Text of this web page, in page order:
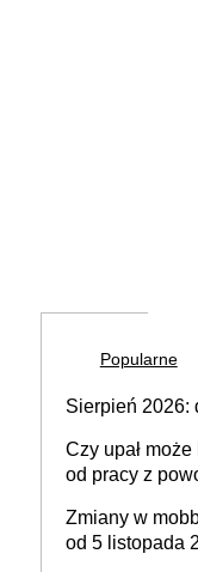
Popularne
Sierpień 2026:
Czy upał
od pracy z
Zmiany w
od 5 listopada